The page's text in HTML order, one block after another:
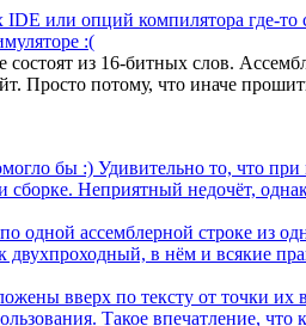
или опций компилятора где-то
:(
из 16-битных слов.
Просто потому, что иначе
бы :) Удивительно то, что
Неприятный недочёт,
одной ассемблерной строке из
двухпроходный, в нём и всякие
вверх по тексту от точки их
Такое впечатление, что